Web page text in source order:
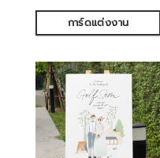
การ์ดแต่งงาน